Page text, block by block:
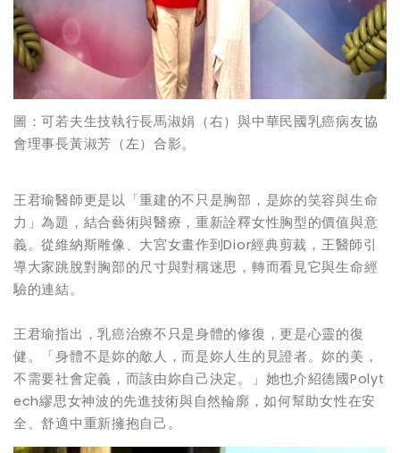
圖：可若夫生技執行長馬淑娟（右）與中華民國乳癌病友協
會理事長黃淑芳（左）合影。
王君瑜醫師更是以「重建的不只是胸部，是妳的笑容與生命
力」為題，結合藝術與醫療，重新詮釋女性胸型的價值與意
義。從維納斯雕像、大宮女畫作到Dior經典剪裁，王醫師引
導大家跳脫對胸部的尺寸與對稱迷思，轉而看見它與生命經
驗的連結。
王君瑜指出，乳癌治療不只是身體的修復，更是心靈的復
健。「身體不是妳的敵人，而是妳人生的見證者。妳的美，
不需要社會定義，而該由妳自己決定。」她也介紹德國Polyt
ech繆思女神波的先進技術與自然輪廓，如何幫助女性在安
全、舒適中重新擁抱自己。